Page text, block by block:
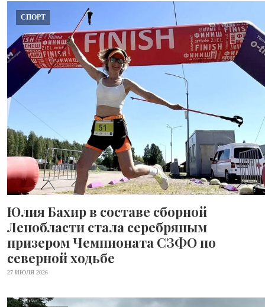
СПОРТ
Юлия Бахир в составе сборной
Ленобласти стала серебряным
призером Чемпионата СЗФО по
северной ходьбе
27 ИЮЛЯ 2026